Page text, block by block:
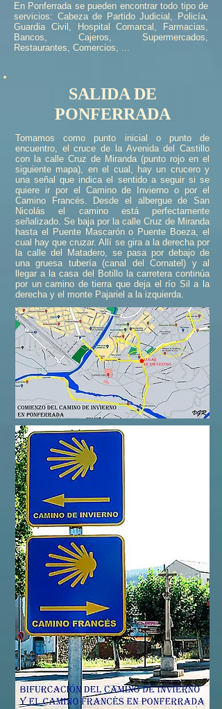
En Ponferrada se pueden encontrar todo tipo de
servicios: Cabeza de Partido Judicial, Policía,
Guardia Civil, Hospital Comarcal, Farmacias,
Bancos, Cajeros, Supermercados,
Restaurantes, Comercios, ...
SALIDA DE
PONFERRADA
Tomamos como punto inicial o punto de
encuentro, el cruce de la Avenida del Castillo
con la calle Cruz de Miranda (punto rojo en el
siguiente mapa), en el cual, hay un crucero y
una señal que indica el sentido a seguir si se
quiere ir por el Camino de Invierno o por el
Camino Francés. Desde el albergue de San
Nicolás el camino está perfectamente
señalizado. Se baja por la calle Cruz de Miranda
hasta el Puente Mascarón o Puente Boeza, el
cual hay que cruzar. Allí se gira a la derecha por
la calle del Matadero, se pasa por debajo de
una gruesa tubería (canal del Cornatel) y al
llegar a la casa del Botillo la carretera continúa
por un camino de tierra que deja el río Sil a la
derecha y el monte Pajariel a la izquierda.